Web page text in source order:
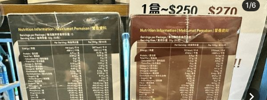
1/6